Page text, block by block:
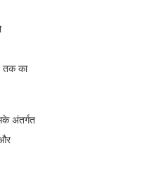
तक का
अंतर्गत